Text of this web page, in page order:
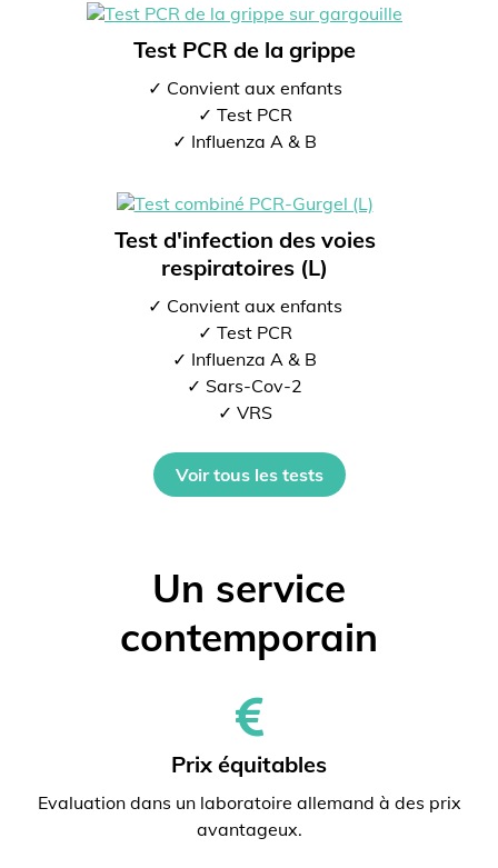
Test PCR de la grippe
✓ Convient aux enfants
✓ Test PCR
✓ Influenza A & B
Test d'infection des voies
respiratoires (L)
✓ Convient aux enfants
✓ Test PCR
✓ Influenza A & B
✓ Sars-Cov-2
✓ VRS
Voir tous les tests
Un service
contemporain
Prix ​​équitables
Evaluation dans un laboratoire allemand à des prix
avantageux.